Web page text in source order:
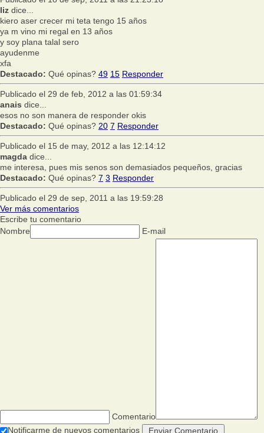
liz dice...
kiero aser crecer mi teta tengo 15 años
ya m vino mi regal en 13 años
y soy plana talal sero
ayudenme
xfa
Destacado: Qué opinas? 49 15 Responder
Publicado el 29 de feb, 2012 a las 01:59:34
anais dice...
esos no son manera de responder okis
Destacado: Qué opinas? 20 7 Responder
Publicado el 15 de may, 2012 a las 12:14:12
magda dice...
me interesa, pues mis senos son demasiados pequeños, gracias
Destacado: Qué opinas? 7 3 Responder
Publicado el 29 de sep, 2011 a las 19:59:28
Ver más comentarios
Escribe tu comentario
Nombre
E-mail
Comentario
Notificarme de nuevos comentarios